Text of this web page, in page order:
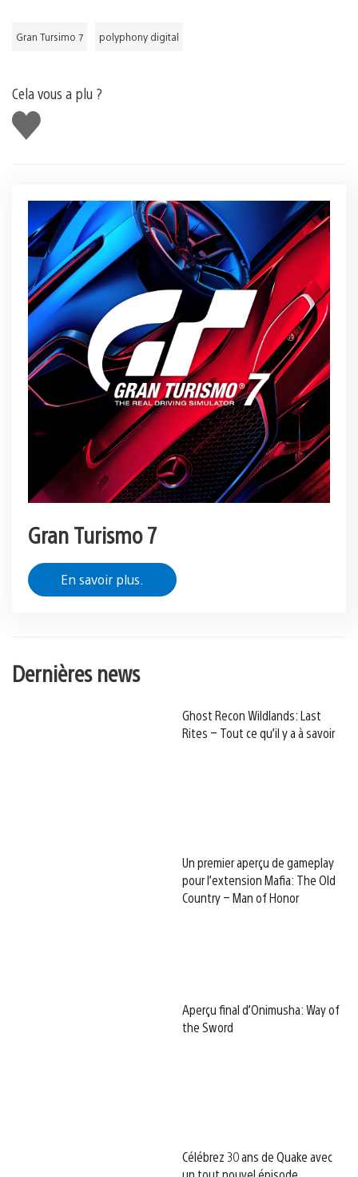
Gran Tursimo 7 polyphony digital
Cela vous a plu ?
J'aime
Gran Turismo 7
En savoir plus.
Dernières news
Ghost Recon Wildlands: Last
Rites – Tout ce qu’il y a à savoir
Un premier aperçu de gameplay
pour l’extension Mafia: The Old
Country – Man of Honor
Aperçu final d’Onimusha: Way of
the Sword
Célébrez 30 ans de Quake avec